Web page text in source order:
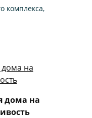
комплекса,
дома на